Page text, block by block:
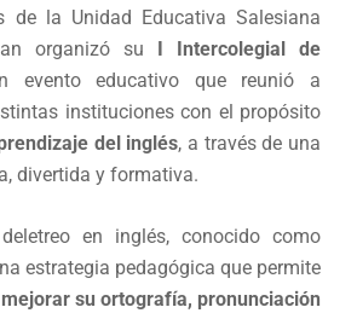
de la Unidad Educativa Salesiana
organizó su I Intercolegial de
evento educativo que reunió a
instituciones con el propósito
del inglés, a través de una
divertida y formativa.
en inglés, conocido como
estrategia pedagógica que permite
mejorar su ortografía, pronunciación